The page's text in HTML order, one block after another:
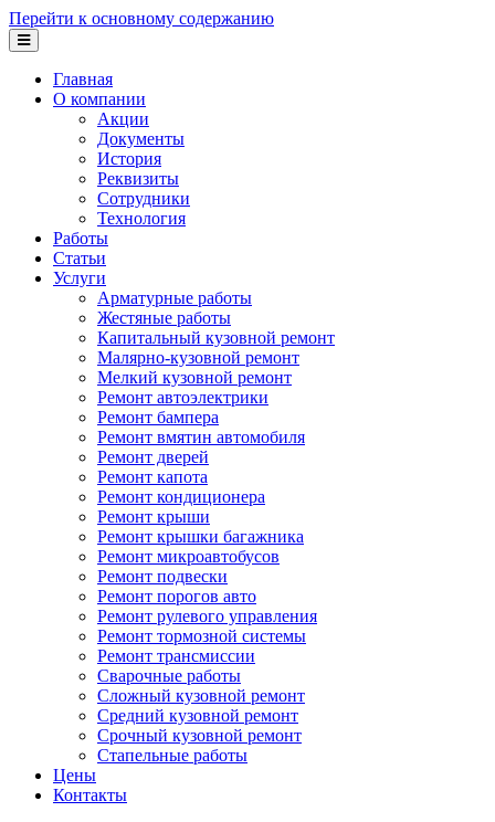
Перейти к основному содержанию
Главная
О компании
Акции
Документы
История
Реквизиты
Сотрудники
Технология
Работы
Статьи
Услуги
Арматурные работы
Жестяные работы
Капитальный кузовной ремонт
Малярно-кузовной ремонт
Мелкий кузовной ремонт
Ремонт автоэлектрики
Ремонт бампера
Ремонт вмятин автомобиля
Ремонт дверей
Ремонт капота
Ремонт кондиционера
Ремонт крыши
Ремонт крышки багажника
Ремонт микроавтобусов
Ремонт подвески
Ремонт порогов авто
Ремонт рулевого управления
Ремонт тормозной системы
Ремонт трансмиссии
Сварочные работы
Сложный кузовной ремонт
Средний кузовной ремонт
Срочный кузовной ремонт
Стапельные работы
Цены
Контакты